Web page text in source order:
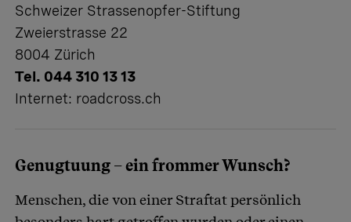
Schweizer Strassenopfer-Stiftung
Zweierstrasse 22
8004 Zürich
Tel. 044 310 13 13
Internet: roadcross.ch
Genugtuung – ein frommer Wunsch?
Menschen, die von einer Straftat persönlich